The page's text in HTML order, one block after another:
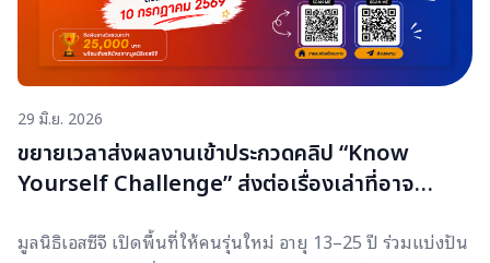
29 มิ.ย. 2026
ขยายเวลาส่งผลงานเข้าประกวดคลิป “Know
Yourself Challenge” ส่งต่อเรื่องเล่าที่อาจ
มูลนิธิเอสซีจี เปิดพื้นที่ให้คนรุ่นใหม่ อายุ 13–25 ปี ร่วมแบ่งปัน